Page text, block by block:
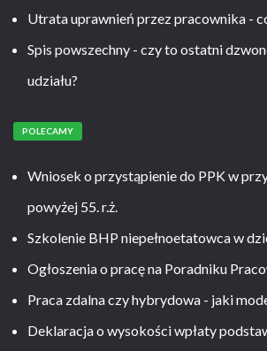
Utrata uprawnień przez pracownika -
Spis powszechny - czy to ostatni
udziału?
POLECAMY
Wniosek o przystąpienie do PPK w
powyżej 55. r.ż.
Szkolenie BHP niepełnoetatowca w
Ogłoszenia o pracę na Poradniku
Praca zdalna czy hybrydowa - jaki
Deklaracja o wysokości wpłaty